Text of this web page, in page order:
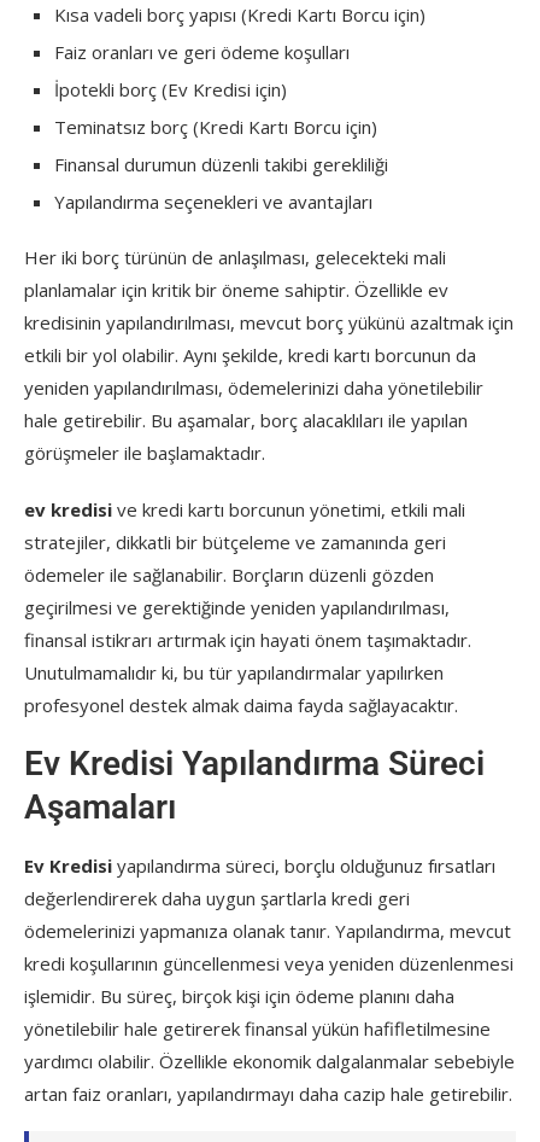
Kısa vadeli borç yapısı (Kredi Kartı Borcu için)
Faiz oranları ve geri ödeme koşulları
İpotekli borç (Ev Kredisi için)
Teminatsız borç (Kredi Kartı Borcu için)
Finansal durumun düzenli takibi gerekliliği
Yapılandırma seçenekleri ve avantajları
Her iki borç türünün de anlaşılması, gelecekteki mali
planlamalar için kritik bir öneme sahiptir. Özellikle ev
kredisinin yapılandırılması, mevcut borç yükünü azaltmak için
etkili bir yol olabilir. Aynı şekilde, kredi kartı borcunun da
yeniden yapılandırılması, ödemelerinizi daha yönetilebilir
hale getirebilir. Bu aşamalar, borç alacaklıları ile yapılan
görüşmeler ile başlamaktadır.
ev kredisi ve kredi kartı borcunun yönetimi, etkili mali
stratejiler, dikkatli bir bütçeleme ve zamanında geri
ödemeler ile sağlanabilir. Borçların düzenli gözden
geçirilmesi ve gerektiğinde yeniden yapılandırılması,
finansal istikrarı artırmak için hayati önem taşımaktadır.
Unutulmamalıdır ki, bu tür yapılandırmalar yapılırken
profesyonel destek almak daima fayda sağlayacaktır.
Ev Kredisi Yapılandırma Süreci
Aşamaları
Ev Kredisi yapılandırma süreci, borçlu olduğunuz fırsatları
değerlendirerek daha uygun şartlarla kredi geri
ödemelerinizi yapmanıza olanak tanır. Yapılandırma, mevcut
kredi koşullarının güncellenmesi veya yeniden düzenlenmesi
işlemidir. Bu süreç, birçok kişi için ödeme planını daha
yönetilebilir hale getirerek finansal yükün hafifletilmesine
yardımcı olabilir. Özellikle ekonomik dalgalanmalar sebebiyle
artan faiz oranları, yapılandırmayı daha cazip hale getirebilir.